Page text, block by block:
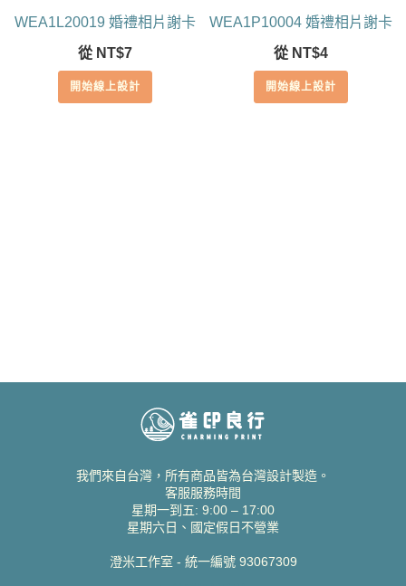
WEA1L20019 婚禮相片謝卡
從 NT$7
開始線上設計
WEA1P10004 婚禮相片謝卡
從 NT$4
開始線上設計
我們來自台灣，所有商品皆為台灣設計製造。
客服服務時間
星期一到五: 9:00 – 17:00
星期六日、國定假日不營業
澄米工作室 - 統一編號 93067309